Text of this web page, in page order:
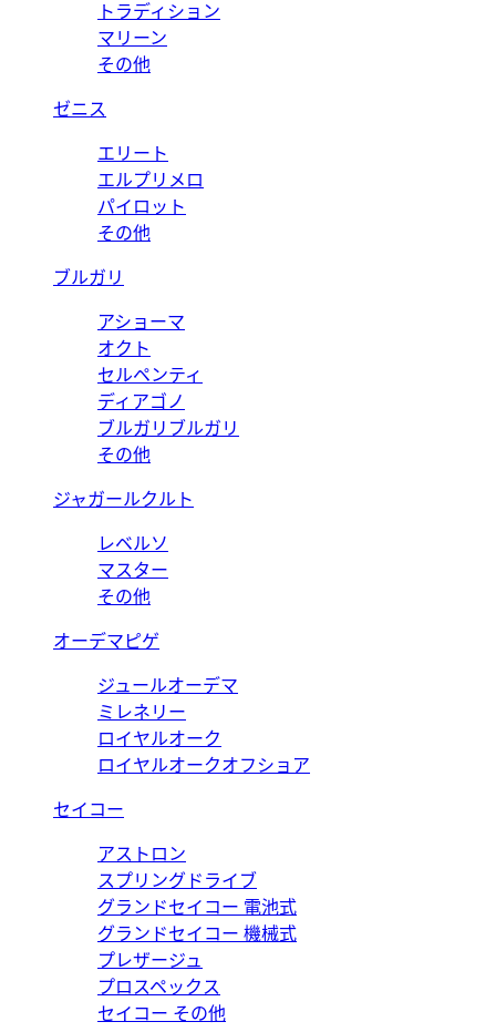
トラディション
マリーン
その他
ゼニス
エリート
エルプリメロ
パイロット
その他
ブルガリ
アショーマ
オクト
セルペンティ
ディアゴノ
ブルガリブルガリ
その他
ジャガールクルト
レベルソ
マスター
その他
オーデマピゲ
ジュールオーデマ
ミレネリー
ロイヤルオーク
ロイヤルオークオフショア
セイコー
アストロン
スプリングドライブ
グランドセイコー 電池式
グランドセイコー 機械式
プレザージュ
プロスペックス
セイコー その他